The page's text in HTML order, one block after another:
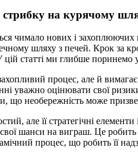
на курячому
чимало нових і
шляху з печей. Крок за
статті ми глибше поринемо
процес, але й
уважно оцінювати свої
що необережність може
але її стратегічні
шанси на виграш. Це
процес, що робить її